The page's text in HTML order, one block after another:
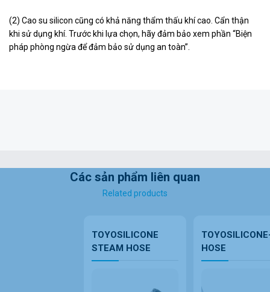
(2) Cao su silicon cũng có khả năng thẩm thấu khí cao. Cẩn thận
khi sử dụng khí. Trước khi lựa chọn, hãy đảm bảo xem phần “Biện
pháp phòng ngừa để đảm bảo sử dụng an toàn”.
Các sản phẩm liên quan
Related products
TOYOSILICONE
STEAM HOSE
HOSE